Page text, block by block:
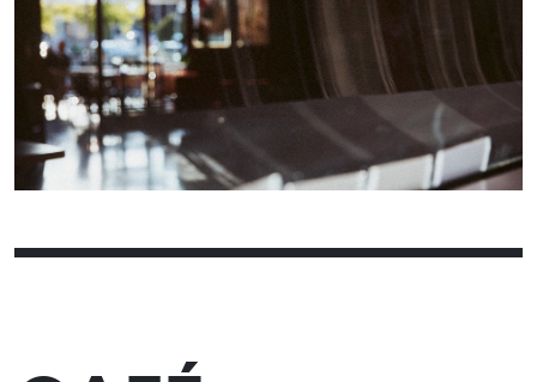
01
02
03 04 05 06 07
08
09
10 13 14
15
16
17 18 19 20 21
22
30
31